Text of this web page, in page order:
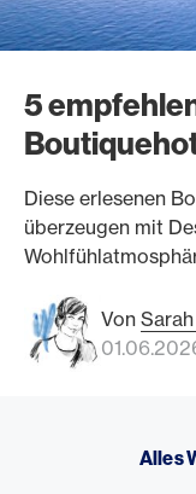
5
Diese erlesenen
überzeugen mit
Von
Alles